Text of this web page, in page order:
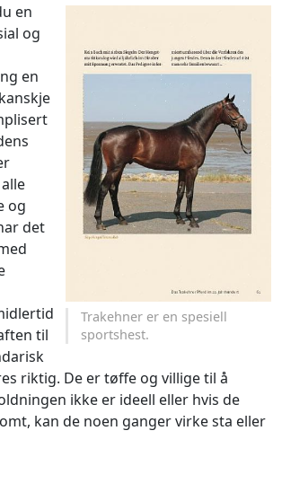
Trakehner er en spesiell
sportshest.
en
og
en
og
det
til
riktig. De er tøffe og villige til å
ikke er ideell eller hvis de
kan de noen ganger virke sta eller